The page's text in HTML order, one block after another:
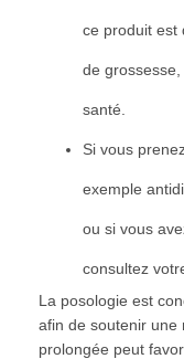
ce produit est
de grossesse,
santé.
Si vous
exemple
ou si vous
consultez
La posologie est
afin de soutenir une
prolongée peut